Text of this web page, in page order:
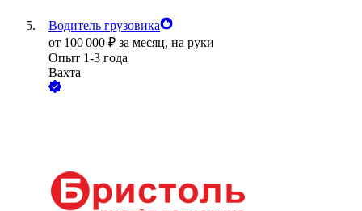
Водитель грузовика
от 100 000 ₽ за месяц, на руки
Опыт 1-3 года
Вахта